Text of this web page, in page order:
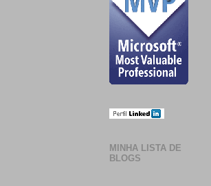
MINHA LISTA DE
BLOGS